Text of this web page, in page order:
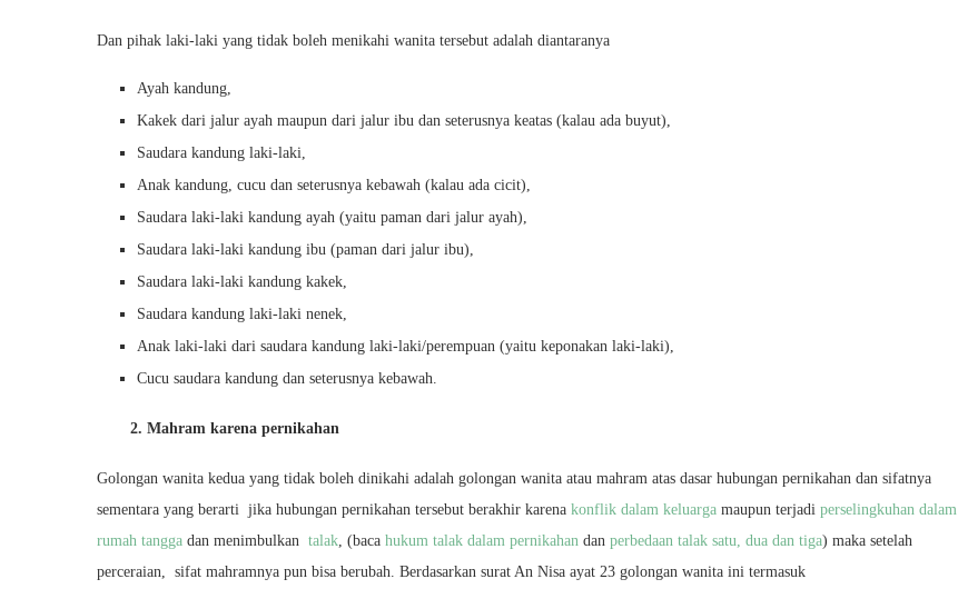
Dan pihak laki-laki yang tidak boleh menikahi wanita tersebut adalah diantaranya
Ayah kandung,
Kakek dari jalur ayah maupun dari jalur ibu dan seterusnya keatas (kalau ada buyut),
Saudara kandung laki-laki,
Anak kandung, cucu dan seterusnya kebawah (kalau ada cicit),
Saudara laki-laki kandung ayah (yaitu paman dari jalur ayah),
Saudara laki-laki kandung ibu (paman dari jalur ibu),
Saudara laki-laki kandung kakek,
Saudara kandung laki-laki nenek,
Anak laki-laki dari saudara kandung laki-laki/perempuan (yaitu keponakan laki-laki),
Cucu saudara kandung dan seterusnya kebawah.
2. Mahram karena pernikahan
Golongan wanita kedua yang tidak boleh dinikahi adalah golongan wanita atau mahram atas dasar hubungan pernikahan dan sifatnya
sementara yang berarti jika hubungan pernikahan tersebut berakhir karena konflik dalam keluarga maupun terjadi perselingkuhan dalam
rumah tangga dan menimbulkan talak, (baca hukum talak dalam pernikahan dan perbedaan talak satu, dua dan tiga) maka setelah
perceraian, sifat mahramnya pun bisa berubah. Berdasarkan surat An Nisa ayat 23 golongan wanita ini termasuk